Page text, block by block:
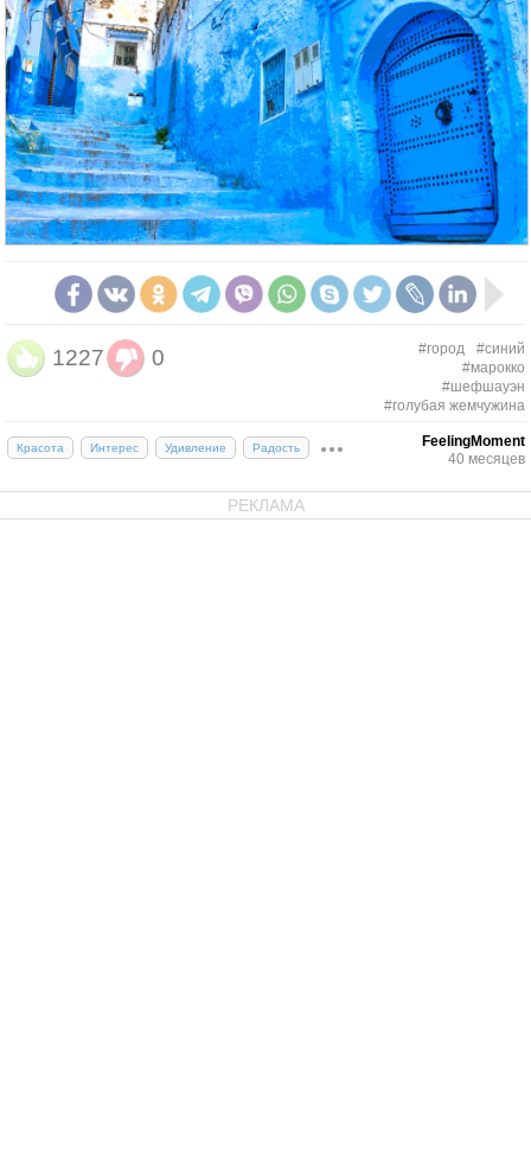
1227 0 #город
#синий
#марокко
#шефшауэн
#голубая жемчужина
Красота Интерес Удивление Радость
FeelingMoment
40 месяцев
РЕКЛАМА